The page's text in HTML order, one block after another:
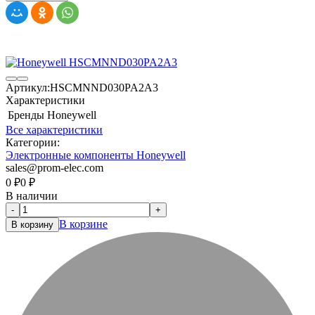
Артикул:HSCMNND030PA2A3
Характеристики
Бренды Honeywell
Все характеристики
Категории:
Электронные компоненты Honeywell
sales@prom-elec.com
0 ₽0 ₽
В наличии
-
+
В корзину В корзине